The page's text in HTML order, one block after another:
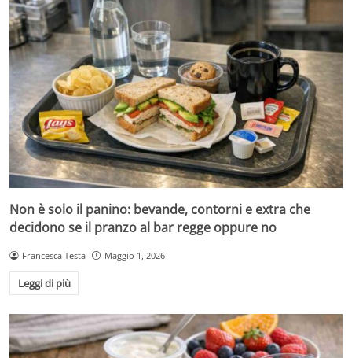
Non è solo il panino: bevande, contorni e extra che
decidono se il pranzo al bar regge oppure no
Francesca Testa Maggio 1, 2026
Leggi di più